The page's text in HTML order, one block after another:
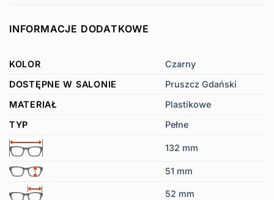
INFORMACJE DODATKOWE
KOLOR
Czarny
DOSTĘPNE W SALONIE
Pruszcz Gdański
MATERIAŁ
Plastikowe
TYP
Pełne
132 mm
51 mm
52 mm